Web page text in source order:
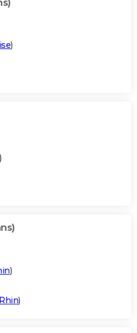
)
)
)
)